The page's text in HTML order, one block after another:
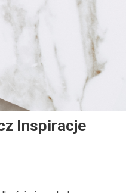
Inspiracje
A Odbiór Karty Dań –
Marki
Redaktor